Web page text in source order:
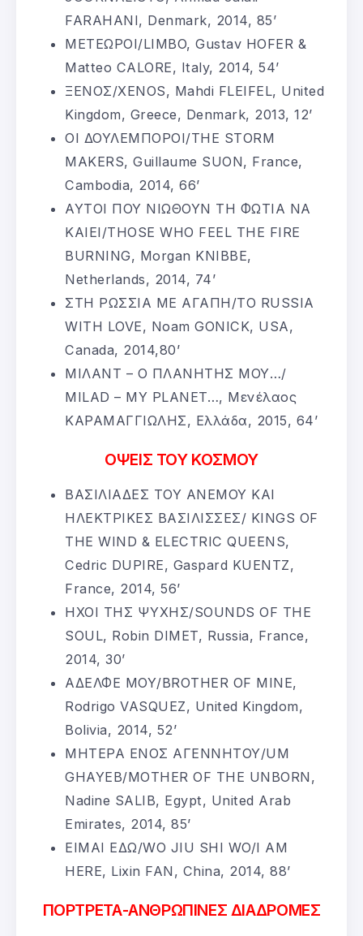
FARAHANI, Denmark, 2014, 85’
ΜΕΤΕΩΡΟΙ/LIMBO, Gustav HOFER &
Matteo CALORE, Italy, 2014, 54’
ΞΕΝΟΣ/XENOS, Mahdi FLEIFEL, United
Kingdom, Greece, Denmark, 2013, 12’
ΟΙ ΔΟΥΛΕΜΠΟΡΟΙ/ΤΗΕ STORM
MAKERS, Guillaume SUON, France,
Cambodia, 2014, 66’
ΑΥΤΟΙ ΠΟΥ ΝΙΩΘΟΥΝ ΤΗ ΦΩΤΙΑ ΝΑ
ΚΑΙΕΙ/THOSE WHO FEEL THE FIRE
BURNING, Morgan KNIBBE,
Netherlands, 2014, 74’
ΣΤΗ ΡΩΣΣΙΑ ΜΕ ΑΓΑΠΗ/TO RUSSIA
WITH LOVE, Noam GONICK, USA,
Canada, 2014,80’
ΜΙΛΑΝΤ – Ο ΠΛΑΝΗΤΗΣ ΜΟΥ…/
MILAD – MY PLANET…, Μενέλαος
ΚΑΡΑΜΑΓΓΙΩΛΗΣ, Ελλάδα, 2015, 64’
ΟΨΕΙΣ ΤΟΥ ΚΟΣΜΟΥ
ΒΑΣΙΛΙΑΔΕΣ ΤΟΥ ΑΝΕΜΟΥ ΚΑΙ
ΗΛΕΚΤΡΙΚΕΣ ΒΑΣΙΛΙΣΣΕΣ/ KINGS OF
THE WIND & ELECTRIC QUEENS,
Cedric DUPIRE, Gaspard KUENTZ,
France, 2014, 56’
ΗΧΟΙ ΤΗΣ ΨΥΧΗΣ/SOUNDS OF THE
SOUL, Robin DIMET, Russia, France,
2014, 30’
ΑΔΕΛΦΕ ΜΟΥ/BROTHER OF MINE,
Rodrigo VASQUEZ, United Kingdom,
Bolivia, 2014, 52’
ΜΗΤΕΡΑ ΕΝΟΣ ΑΓΕΝΝΗΤΟΥ/UM
GHAYEB/MOTHER OF THE UNBORN,
Nadine SALIB, Egypt, United Arab
Emirates, 2014, 85’
ΕΙΜΑΙ ΕΔΩ/WO JIU SHI WO/I AM
HERE, Lixin FAN, China, 2014, 88’
ΠΟΡΤΡΕΤΑ-ΑΝΘΡΩΠΙΝΕΣ ΔΙΑΔΡΟΜΕΣ